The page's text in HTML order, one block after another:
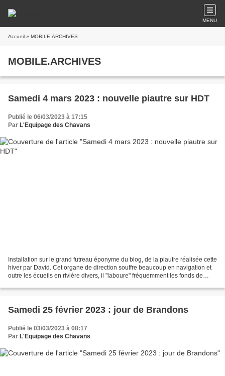
MENU
Accueil » MOBILE.ARCHIVES
MOBILE.ARCHIVES
Samedi 4 mars 2023 : nouvelle piautre sur HDT
Publié le 06/03/2023 à 17:15
Par L'Equipage des Chavans
Installation sur le grand futreau éponyme du blog, de la piautre réalisée cette
hiver par David. Cet organe de direction souffre beaucoup en navigation et
outre les écueils en rivière divers, il "laboure" fréquemment les fonds de
Samedi 25 février 2023 : jour de Brandons
Publié le 03/03/2023 à 08:17
Par L'Equipage des Chavans